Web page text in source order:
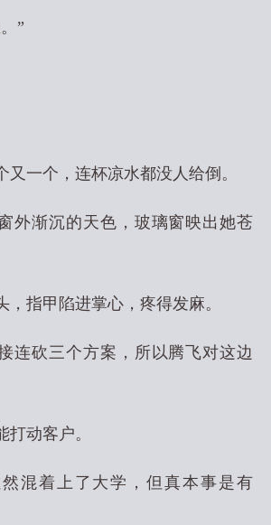
”
又一个，连杯凉水都没人给倒。
外渐沉的天色，玻璃窗映出她苍
，指甲陷进掌心，疼得发麻。
连砍三个方案，所以腾飞对这边
打动客户。
混着上了大学，但真本事是有